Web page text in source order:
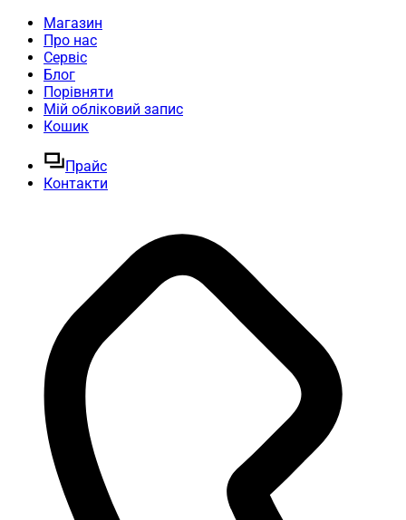
Магазин
Про нас
Сервіс
Блог
Порівняти
Мій обліковий запис
Кошик
Прайс
Контакти